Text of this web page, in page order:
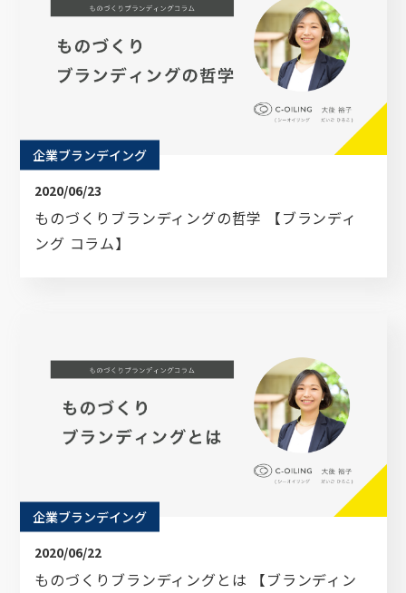
企業ブランデイング
2020/06/23
ものづくりブランディングの哲学 【ブランディ
ング コラム】
企業ブランデイング
2020/06/22
ものづくりブランディングとは 【ブランディン